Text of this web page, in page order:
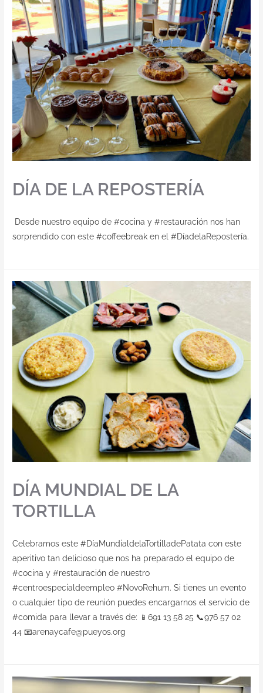
DÍA DE LA REPOSTERÍA
Desde nuestro equipo de #cocina y #restauración nos han
sorprendido con este #coffeebreak en el #DíadelaRepostería.
DÍA MUNDIAL DE LA
TORTILLA
Celebramos este #DíaMundialdelaTortilladePatata con este
aperitivo tan delicioso que nos ha preparado el equipo de
#cocina y #restauración de nuestro
#centroespecialdeempleo #NovoRehum. Si tienes un evento
o cualquier tipo de reunión puedes encargarnos el servicio de
#comida para llevar a través de: 📱691 13 58 25 📞976 57 02
44 📧arenaycafe@pueyos.org